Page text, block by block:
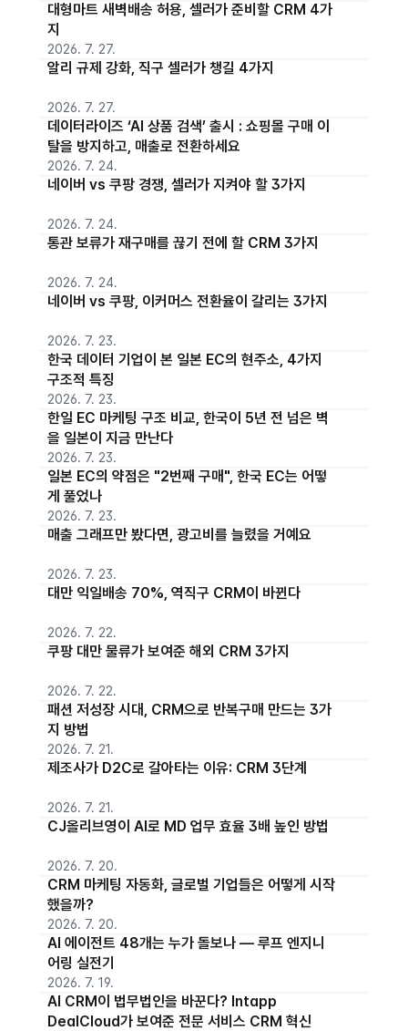
대형마트 새벽배송 허용, 셀러가 준비할 CRM 4가
지
2026. 7. 27.
알리 규제 강화, 직구 셀러가 챙길 4가지
2026. 7. 27.
데이터라이즈 ‘AI 상품 검색’ 출시 : 쇼핑몰 구매 이
탈을 방지하고, 매출로 전환하세요
2026. 7. 24.
네이버 vs 쿠팡 경쟁, 셀러가 지켜야 할 3가지
2026. 7. 24.
통관 보류가 재구매를 끊기 전에 할 CRM 3가지
2026. 7. 24.
네이버 vs 쿠팡, 이커머스 전환율이 갈리는 3가지
2026. 7. 23.
한국 데이터 기업이 본 일본 EC의 현주소, 4가지
구조적 특징
2026. 7. 23.
한일 EC 마케팅 구조 비교, 한국이 5년 전 넘은 벽
을 일본이 지금 만난다
2026. 7. 23.
일본 EC의 약점은 "2번째 구매", 한국 EC는 어떻
게 풀었나
2026. 7. 23.
매출 그래프만 봤다면, 광고비를 늘렸을 거예요
2026. 7. 23.
대만 익일배송 70%, 역직구 CRM이 바뀐다
2026. 7. 22.
쿠팡 대만 물류가 보여준 해외 CRM 3가지
2026. 7. 22.
패션 저성장 시대, CRM으로 반복구매 만드는 3가
지 방법
2026. 7. 21.
제조사가 D2C로 갈아타는 이유: CRM 3단계
2026. 7. 21.
CJ올리브영이 AI로 MD 업무 효율 3배 높인 방법
2026. 7. 20.
CRM 마케팅 자동화, 글로벌 기업들은 어떻게 시작
했을까?
2026. 7. 20.
AI 에이전트 48개는 누가 돌보나 — 루프 엔지니
어링 실전기
2026. 7. 19.
AI CRM이 법무법인을 바꾼다? Intapp
DealCloud가 보여준 전문 서비스 CRM 혁신